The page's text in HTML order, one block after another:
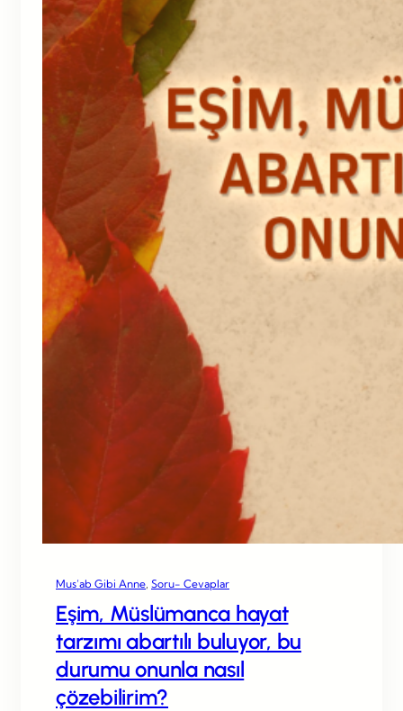
Mus’ab Gibi Anne Soru- Cevaplar
Eşim, Müslümanca hayat
tarzımı abartılı buluyor, bu
durumu onunla nasıl
çözebilirim?